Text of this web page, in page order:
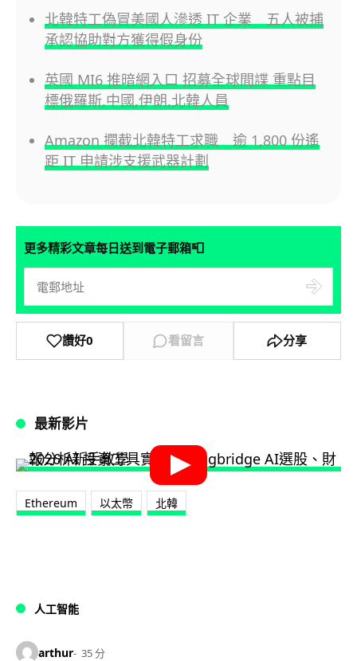
北韓特工偽冒美國人滲透 IT 企業 五人被捕
承認協助對方獲得假身份
英國 MI6 推暗網入口 招募全球間諜 重點目
標俄羅斯,中國,伊朗,北韓人員
Amazon 攔截北韓特工求職 逾 1,800 份遙
距 IT 申請涉支援武器計劃
更多精彩文章每日送到電子郵箱📮
讚好0 看留言 分享
最新影片
Ethereum 以太幣 北韓
人工智能
arthur 35 分